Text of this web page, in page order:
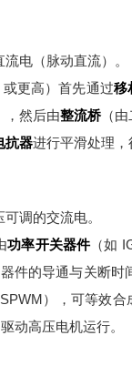
电（脉动直流）。
更高）首先通过移
，然后由整流桥（由
抗器进行平滑处理，
调的交流电。
功率开关器件（如
器件的导通与关断
），可等效
动高压电机运行。